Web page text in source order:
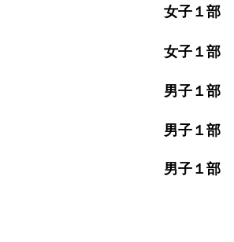
女子１部
女子１部
男子１部
男子１部
男子１部